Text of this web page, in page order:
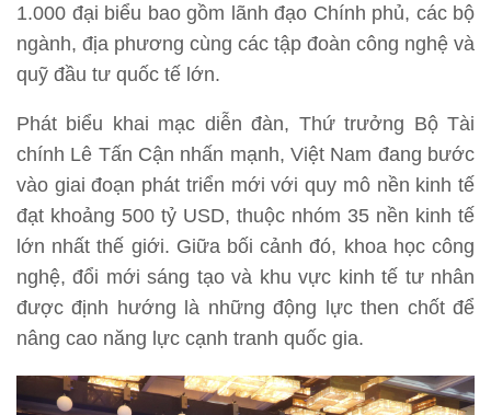
1.000 đại biểu bao gồm lãnh đạo Chính phủ, các bộ
ngành, địa phương cùng các tập đoàn công nghệ và
quỹ đầu tư quốc tế lớn.
Phát biểu khai mạc diễn đàn, Thứ trưởng Bộ Tài
chính Lê Tấn Cận nhấn mạnh, Việt Nam đang bước
vào giai đoạn phát triển mới với quy mô nền kinh tế
đạt khoảng 500 tỷ USD, thuộc nhóm 35 nền kinh tế
lớn nhất thế giới. Giữa bối cảnh đó, khoa học công
nghệ, đổi mới sáng tạo và khu vực kinh tế tư nhân
được định hướng là những động lực then chốt để
nâng cao năng lực cạnh tranh quốc gia.